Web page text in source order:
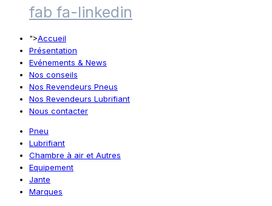
fab fa-linkedin
">Accueil
Présentation
Evénements & News
Nos conseils
Nos Revendeurs Pneus
Nos Revendeurs Lubrifiant
Nous contacter
Pneu
Lubrifiant
Chambre à air et Autres
Equipement
Jante
Marques